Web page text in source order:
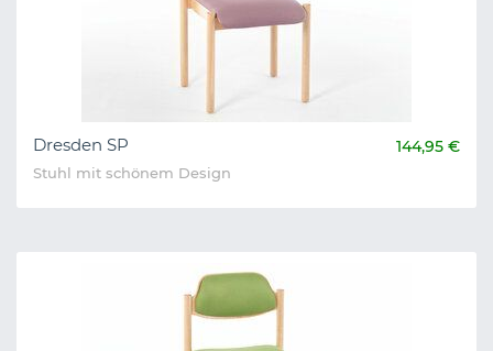
Dresden SP 144,95 €
Stuhl mit schönem Design